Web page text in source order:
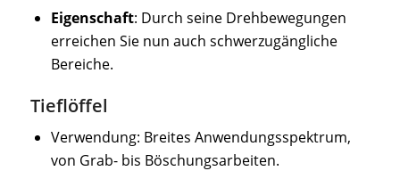
Eigenschaft: Durch seine Drehbewegungen
erreichen Sie nun auch schwerzugängliche
Bereiche.
Tieflöffel
Verwendung: Breites Anwendungsspektrum,
von Grab- bis Böschungsarbeiten.